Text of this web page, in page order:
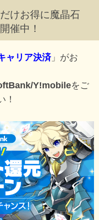
けお得に魔晶石
催中！
ャリア決済」がお
Y!mobileをご
！